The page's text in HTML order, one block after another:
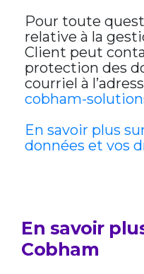
Pour toute
relative à la
Client peut
protection des
courriel à
cobham-
En savoir plus
données et vos
En savoir
Cobham